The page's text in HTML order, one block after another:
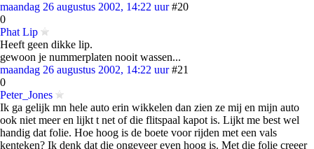
maandag 26 augustus 2002, 14:22 uur #20
0
Phat Lip
Heeft geen dikke lip.
gewoon je nummerplaten nooit wassen...
maandag 26 augustus 2002, 14:22 uur #21
0
Peter_Jones
Ik ga gelijk mn hele auto erin wikkelen dan zien ze mij en mijn auto
ook niet meer en lijkt t net of die flitspaal kapot is. Lijkt me best wel
handig dat folie. Hoe hoog is de boete voor rijden met een vals
kenteken? Ik denk dat die ongeveer even hoog is. Met die folie creeer